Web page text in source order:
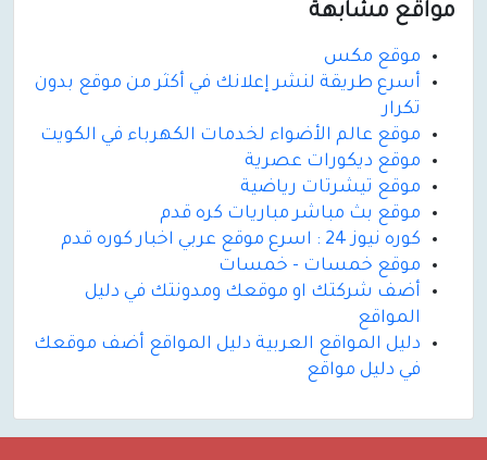
مواقع مشابهة
موقع مكس
أسرع طريقة لنشر إعلانك في أكثر من موقع بدون
تكرار
موقع عالم الأضواء لخدمات الكهرباء في الكويت
موقع ديكورات عصرية
موقع تيشرتات رياضية
موقع بث مباشر مباريات كره قدم
كوره نيوز 24 : اسرع موقع عربي اخبار كوره قدم
موقع خمسات - خمسات
أضف شركتك او موقعك ومدونتك في دليل
المواقع
دليل المواقع العربية دليل المواقع أضف موقعك
في دليل مواقع